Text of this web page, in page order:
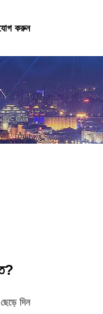
করুন
দিন